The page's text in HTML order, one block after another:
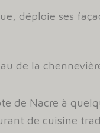
déploie ses
de la
de Nacre à
de cuisine